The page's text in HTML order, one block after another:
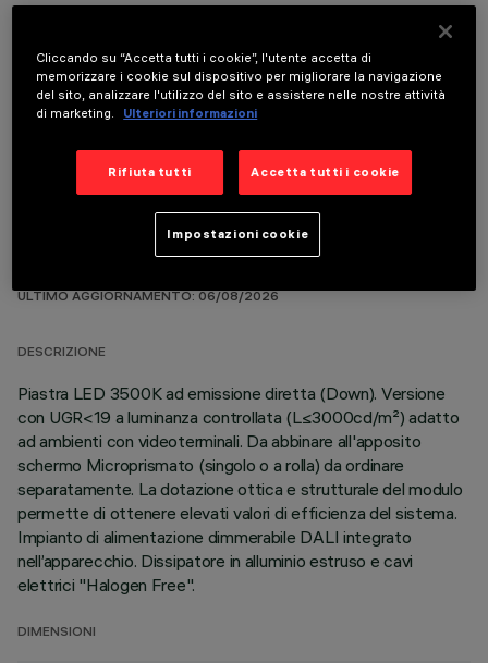
COMPONENTI OPZIONALI
DATI TECNICI
ULTIMO AGGIORNAMENTO: 06/08/2026
DESCRIZIONE
Piastra LED 3500K ad emissione diretta (Down). Versione
con UGR<19 a luminanza controllata (L≤3000cd/m²) adatto
ad ambienti con videoterminali. Da abbinare all'apposito
schermo Microprismato (singolo o a rolla) da ordinare
separatamente. La dotazione ottica e strutturale del modulo
permette di ottenere elevati valori di efficienza del sistema.
Impianto di alimentazione dimmerabile DALI integrato
nell’apparecchio. Dissipatore in alluminio estruso e cavi
elettrici "Halogen Free".
DIMENSIONI
Cliccando su “Accetta tutti i cookie”, l'utente accetta di
memorizzare i cookie sul dispositivo per migliorare la navigazione
del sito, analizzare l'utilizzo del sito e assistere nelle nostre attività
di marketing.
Ulteriori informazioni
Rifiuta tutti Accetta tutti i cookie
Impostazioni cookie